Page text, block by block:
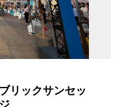
リックサンセッ